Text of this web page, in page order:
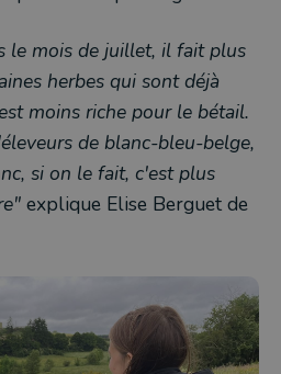
le mois de juillet, il fait plus
herbes qui sont déjà
moins riche pour le bétail.
de blanc-bleu-belge,
si on le fait, c'est plus
explique Elise Berguet de